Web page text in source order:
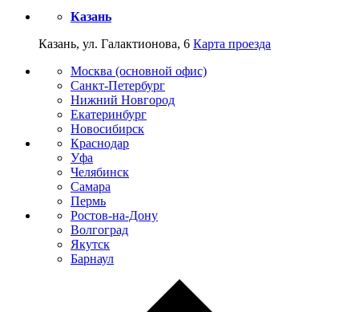
Казань
Казань, ул. Галактионова, 6 Карта проезда
Москва (основной офис)
Санкт-Петербург
Нижний Новгород
Екатеринбург
Новосибирск
Краснодар
Уфа
Челябинск
Самара
Пермь
Ростов-на-Дону
Волгоград
Якутск
Барнаул